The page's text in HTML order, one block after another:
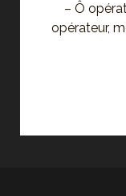
– Ô
opérateur,